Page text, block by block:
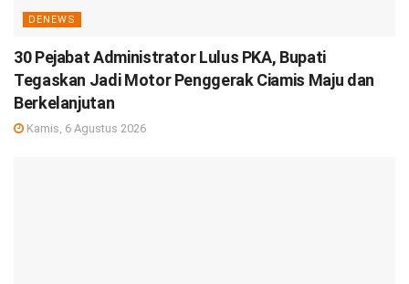
DENEWS
30 Pejabat Administrator Lulus PKA, Bupati
Tegaskan Jadi Motor Penggerak Ciamis Maju dan
Berkelanjutan
Kamis, 6 Agustus 2026